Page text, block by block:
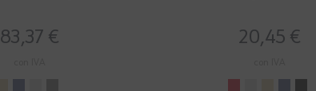
83,37 € 20,45 €